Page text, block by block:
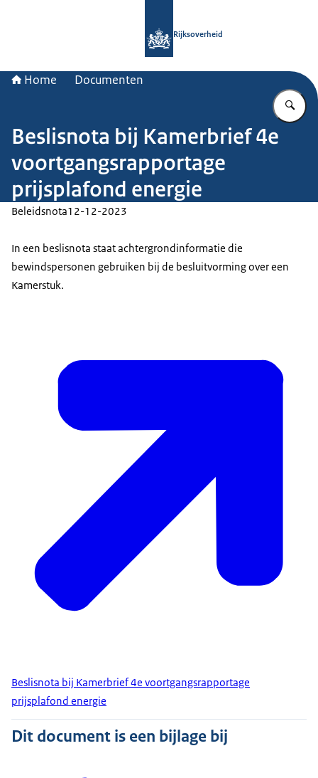
Rijksoverheid
Home Documenten
Beslisnota bij Kamerbrief 4e
voortgangsrapportage
prijsplafond energie
Beleidsnota12-12-2023
In een beslisnota staat achtergrondinformatie die
bewindspersonen gebruiken bij de besluitvorming over een
Kamerstuk.
Beslisnota bij Kamerbrief 4e voortgangsrapportage
prijsplafond energie
Dit document is een bijlage bij